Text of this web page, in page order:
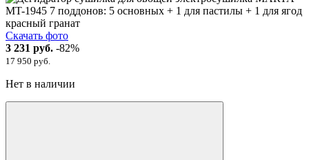
Скачать фото
3 231 руб. -82%
17 950 руб.
Нет в наличии